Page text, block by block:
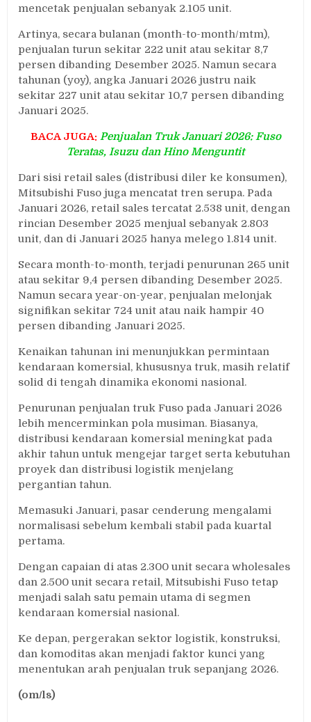
mencetak penjualan sebanyak 2.105 unit.
Artinya, secara bulanan (month-to-month/mtm),
penjualan turun sekitar 222 unit atau sekitar 8,7
persen dibanding Desember 2025. Namun secara
tahunan (yoy), angka Januari 2026 justru naik
sekitar 227 unit atau sekitar 10,7 persen dibanding
Januari 2025.
BACA JUGA: Penjualan Truk Januari 2026: Fuso
Teratas, Isuzu dan Hino Menguntit
Dari sisi retail sales (distribusi diler ke konsumen),
Mitsubishi Fuso juga mencatat tren serupa. Pada
Januari 2026, retail sales tercatat 2.538 unit, dengan
rincian Desember 2025 menjual sebanyak 2.803
unit, dan di Januari 2025 hanya melego 1.814 unit.
Secara month-to-month, terjadi penurunan 265 unit
atau sekitar 9,4 persen dibanding Desember 2025.
Namun secara year-on-year, penjualan melonjak
signifikan sekitar 724 unit atau naik hampir 40
persen dibanding Januari 2025.
Kenaikan tahunan ini menunjukkan permintaan
kendaraan komersial, khususnya truk, masih relatif
solid di tengah dinamika ekonomi nasional.
Penurunan penjualan truk Fuso pada Januari 2026
lebih mencerminkan pola musiman. Biasanya,
distribusi kendaraan komersial meningkat pada
akhir tahun untuk mengejar target serta kebutuhan
proyek dan distribusi logistik menjelang
pergantian tahun.
Memasuki Januari, pasar cenderung mengalami
normalisasi sebelum kembali stabil pada kuartal
pertama.
Dengan capaian di atas 2.300 unit secara wholesales
dan 2.500 unit secara retail, Mitsubishi Fuso tetap
menjadi salah satu pemain utama di segmen
kendaraan komersial nasional.
Ke depan, pergerakan sektor logistik, konstruksi,
dan komoditas akan menjadi faktor kunci yang
menentukan arah penjualan truk sepanjang 2026.
(om/ls)